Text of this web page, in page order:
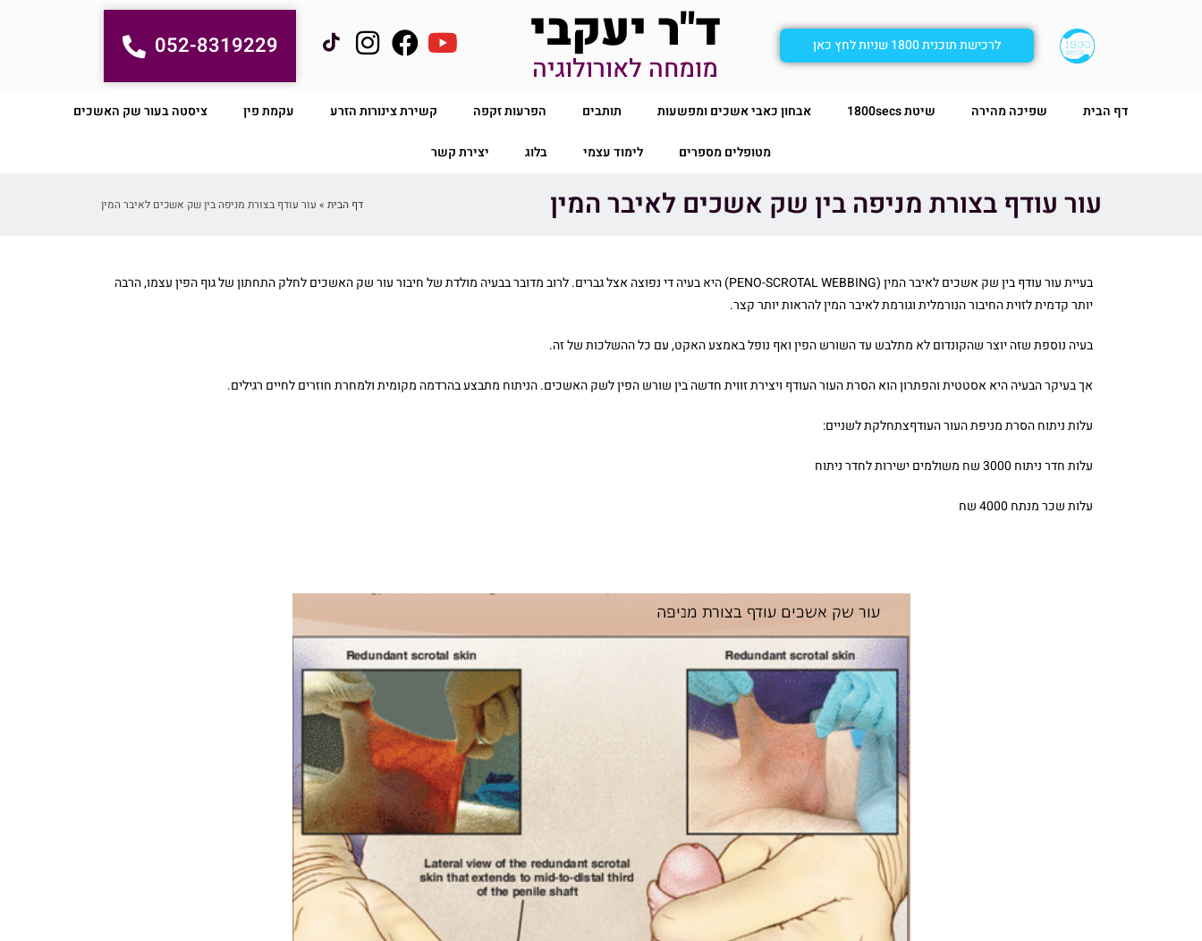
לרכישת תוכנית 1800 שניות לחץ כאן ד"ר יעקבי
מומחה לאורולוגיה
052-8319229
דף הבית שפיכה מהירה שיטת 1800secs אבחון כאבי אשכים ומפשעות תותבים הפרעות זקפה קשירת צינורות הזרע עקמת פין ציסטה בעור שק האשכים
מטופלים מספרים לימוד עצמי בלוג יצירת קשר
עור עודף בצורת מניפה בין שק אשכים לאיבר המין דף הבית » עור עודף בצורת מניפה בין שק אשכים לאיבר המין
בעיית עור עודף בין שק אשכים לאיבר המין (PENO-SCROTAL WEBBING) היא בעיה די נפוצה אצל גברים. לרוב מדובר בבעיה מולדת של חיבור עור שק האשכים לחלק התחתון של גוף הפין עצמו, הרבה
יותר קדמית לזוית החיבור הנורמלית וגורמת לאיבר המין להראות יותר קצר.
בעיה נוספת שזה יוצר שהקונדום לא מתלבש עד השורש הפין ואף נופל באמצע האקט, עם כל ההשלכות של זה.
אך בעיקר הבעיה היא אסטטית והפתרון הוא הסרת העור העודף ויצירת זווית חדשה בין שורש הפין לשק האשכים. הניתוח מתבצע בהרדמה מקומית ולמחרת חוזרים לחיים רגילים.
עלות ניתוח הסרת מניפת העור העודףצתחלקת לשניים:
עלות חדר ניתוח 3000 שח משולמים ישירות לחדר ניתוח
עלות שכר מנתח 4000 שח